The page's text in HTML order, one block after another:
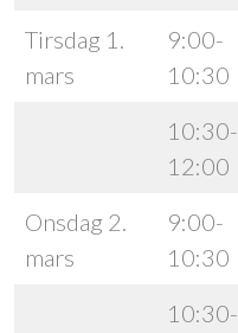
Tirsdag 1.
mars
9:00-
10:30
10:30-
12:00
Onsdag 2.
mars
9:00-
10:30
10:30-